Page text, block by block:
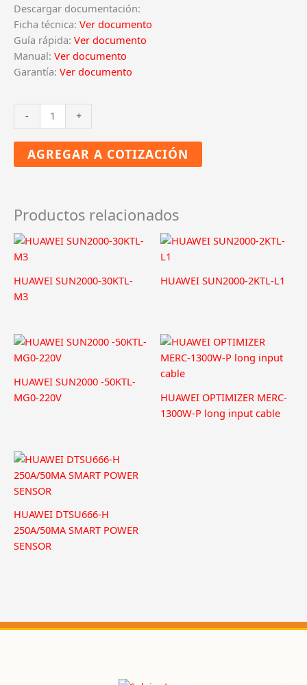
Descargar documentación:
Ficha técnica: Ver documento
Guía rápida: Ver documento
Manual: Ver documento
Garantía: Ver documento
-
HUAWEI
SUN2000-
5KTL-
+
AGREGAR A COTIZACIÓN
Productos relacionados
HUAWEI SUN2000-30KTL-
M3
HUAWEI SUN2000-2KTL-L1
HUAWEI SUN2000 -50KTL-
MG0-220V
HUAWEI OPTIMIZER MERC-
1300W-P long input cable
HUAWEI DTSU666-H
250A/50MA SMART POWER
SENSOR